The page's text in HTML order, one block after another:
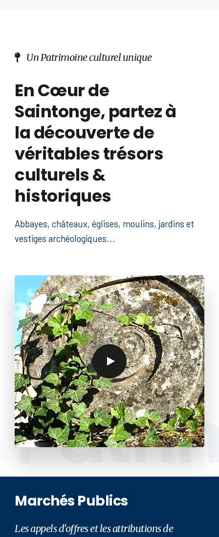
Un Patrimoine culturel unique
En Cœur de
Saintonge, partez à
la découverte de
véritables trésors
culturels &
historiques
Abbayes, châteaux, églises, moulins, jardins et
vestiges archéologiques...
Marchés Publics
Les appels d'offres et les attributions de